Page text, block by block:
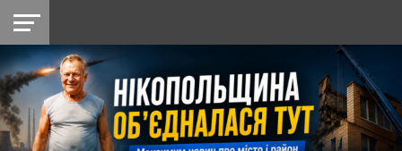
НІКОПОЛЬ
РАЙОН
СІЧЕСЛАВСЬКА
УКРАЇНА
РЕТРО
НІКОПОЛЬ
ЛАЙТ
УКРАЇНА
ДОПОМОГА
РАДІО